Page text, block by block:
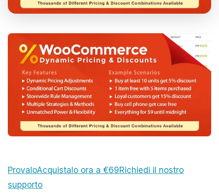
ProvaloAcquistalo ora a €69Richiedi il nostro
supporto